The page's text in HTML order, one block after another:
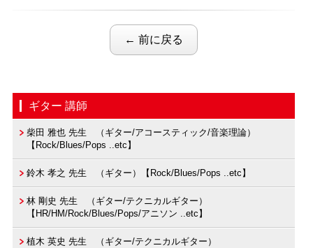
← 前に戻る
ギター 講師
柴田 雅也 先生 （ギター/アコースティック/音楽理論）
【Rock/Blues/Pops ..etc】
鈴木 孝之 先生 （ギター）【Rock/Blues/Pops ..etc】
林 剛史 先生 （ギター/テクニカルギター）
【HR/HM/Rock/Blues/Pops/アニソン ..etc】
植木 英史 先生 （ギター/テクニカルギター）